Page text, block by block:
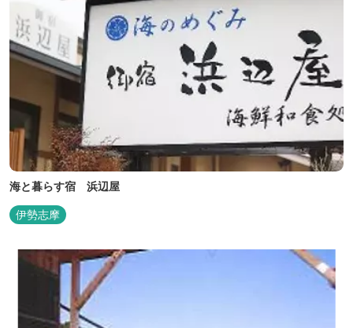
海と暮らす宿 浜辺屋
伊勢志摩